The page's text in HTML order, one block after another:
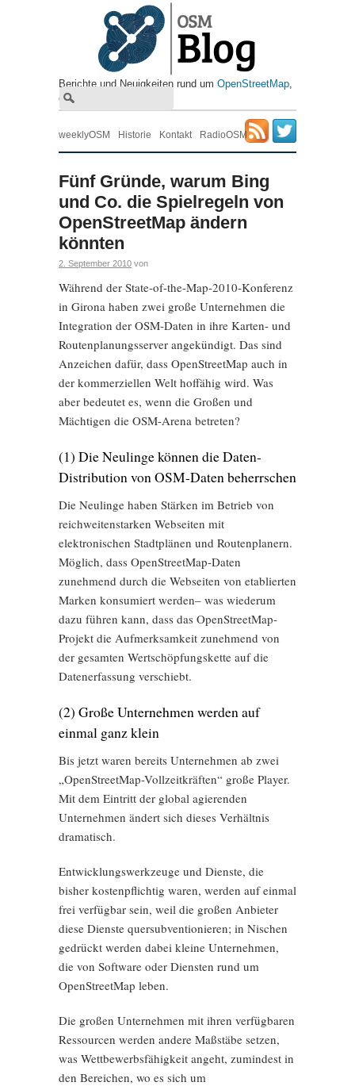
Berichte und Neuigkeiten rund um OpenStreetMap
die freie Wiki-Weltkarte
weeklyOSM Historie Kontakt RadioOSM
Fünf Gründe, warum Bing
und Co. die Spielregeln von
OpenStreetMap ändern
könnten
2. September 2010 von
Während der State-of-the-Map-2010-Konferenz
in Girona haben zwei große Unternehmen die
Integration der OSM-Daten in ihre Karten- und
Routenplanungsserver angekündigt. Das sind
Anzeichen dafür, dass OpenStreetMap auch in
der kommerziellen Welt hoffähig wird. Was
aber bedeutet es, wenn die Großen und
Mächtigen die OSM-Arena betreten?
(1) Die Neulinge können die Daten-
Distribution von OSM-Daten beherrschen
Die Neulinge haben Stärken im Betrieb von
reichweitenstarken Webseiten mit
elektronischen Stadtplänen und Routenplanern.
Möglich, dass OpenStreetMap-Daten
zunehmend durch die Webseiten von etablierten
Marken konsumiert werden– was wiederum
dazu führen kann, dass das OpenStreetMap-
Projekt die Aufmerksamkeit zunehmend von
der gesamten Wertschöpfungskette auf die
Datenerfassung verschiebt.
(2) Große Unternehmen werden auf
einmal ganz klein
Bis jetzt waren bereits Unternehmen ab zwei
„OpenStreetMap-Vollzeitkräften“ große Player.
Mit dem Eintritt der global agierenden
Unternehmen ändert sich dieses Verhältnis
dramatisch.
Entwicklungswerkzeuge und Dienste, die
bisher kostenpflichtig waren, werden auf einmal
frei verfügbar sein, weil die großen Anbieter
diese Dienste quersubventionieren; in Nischen
gedrückt werden dabei kleine Unternehmen,
die von Software oder Diensten rund um
OpenStreetMap leben.
Die großen Unternehmen mit ihren verfügbaren
Ressourcen werden andere Maßstäbe setzen,
was Wettbewerbsfähigkeit angeht, zumindest in
den Bereichen, wo es sich um